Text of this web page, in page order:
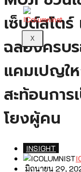
X
เซ็ปต์สโต
ฉลองครบ
แคมเปญ
สะท้อนกา
โยงผู้คน
INSIGHT
มิถุนายน 29,